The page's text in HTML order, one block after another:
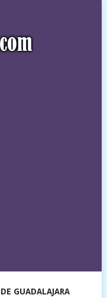
GUADALAJARA